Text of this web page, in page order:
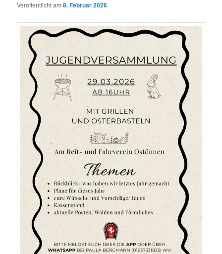
Veröffentlicht am8. Februar 2026